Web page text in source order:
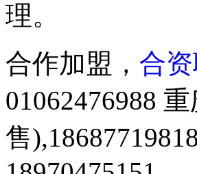
理。
合作加盟， 合
01062476988
售